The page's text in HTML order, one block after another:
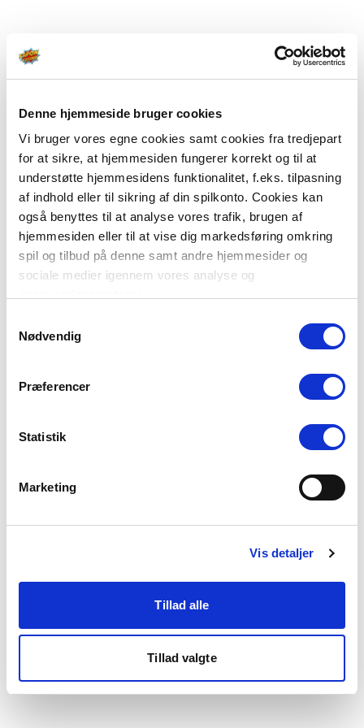
Denne hjemmeside bruger cookies
Vi bruger vores egne cookies samt cookies fra tredjepart
for at sikre, at hjemmesiden fungerer korrekt og til at
understøtte hjemmesidens funktionalitet, f.eks. tilpasning
af indhold eller til sikring af din spilkonto. Cookies kan
også benyttes til at analyse vores trafik, brugen af
hjemmesiden eller til at vise dig markedsføring omkring
spil og tilbud på denne samt andre hjemmesider og
sociale medier igennem vores analyse og
Du kan læse mere om vores brug af cookies under
"Detaljer" eller ved at klikke videre til vores Cookiepolitik,
Nødvendig
Præferencer
Statistik
Marketing
Vis detaljer
Tillad alle
Tillad valgte